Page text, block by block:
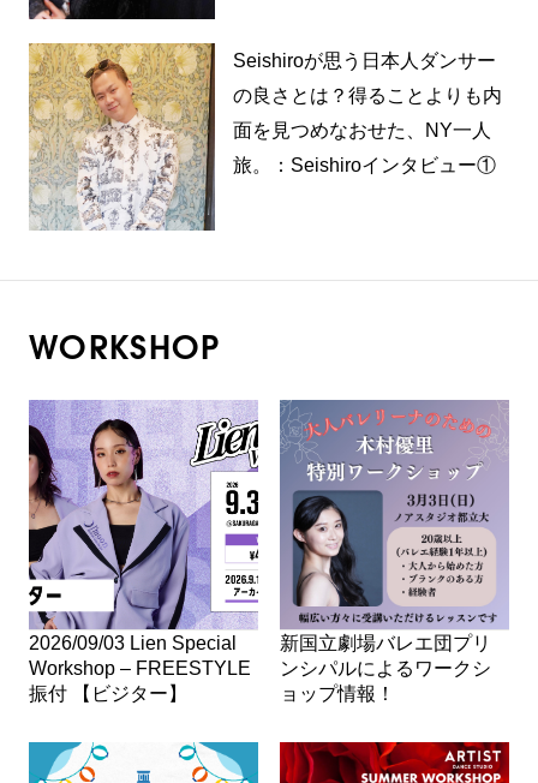
Seishiroが思う日本人ダンサー
の良さとは？得ることよりも内
面を見つめなおせた、NY一人
旅。：Seishiroインタビュー①
WORKSHOP
2026/09/03 Lien Special
Workshop – FREESTYLE
振付 【ビジター】
新国立劇場バレエ団プリ
ンシパルによるワークシ
ョップ情報！